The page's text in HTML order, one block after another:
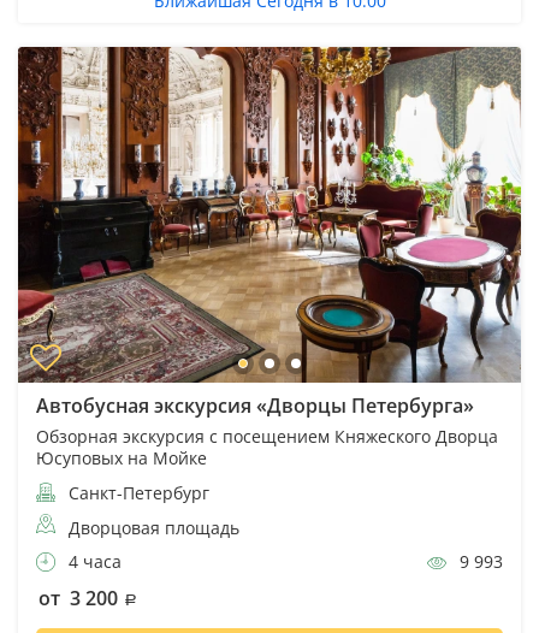
Автобусная экскурсия «Дворцы Петербурга»
Обзорная экскурсия с посещением Княжеского Дворца
Юсуповых на Мойке
Санкт-Петербург
Дворцовая площадь
4 часа
9 993
от 3 200